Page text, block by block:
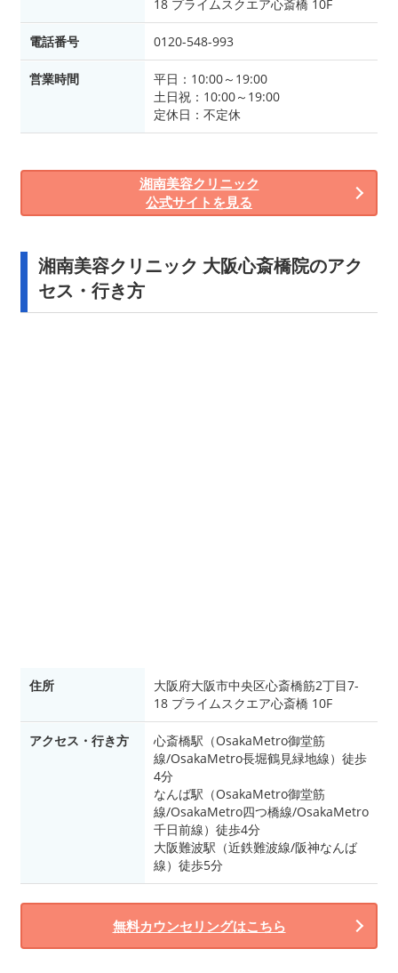
18 プライムスクエア心斎橋 10F
電話番号 0120-548-993
営業時間
平日：10:00～19:00
土日祝：10:00～19:00
定休日：不定休
湘南美容クリニック
公式サイトを見る
湘南美容クリニック 大阪心斎橋院のアク
セス・行き方
住所
大阪府大阪市中央区心斎橋筋2丁目7-
18 プライムスクエア心斎橋 10F
アクセス・行き方
心斎橋駅（OsakaMetro御堂筋
線/OsakaMetro長堀鶴見緑地線）徒歩
4分
なんば駅（OsakaMetro御堂筋
線/OsakaMetro四つ橋線/OsakaMetro
千日前線）徒歩4分
大阪難波駅（近鉄難波線/阪神なんば
線）徒歩5分
無料カウンセリングはこちら